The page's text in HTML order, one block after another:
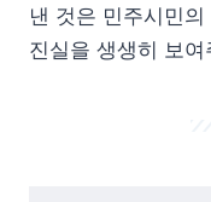
낸 것은 민주시민
진실을 생생히 보